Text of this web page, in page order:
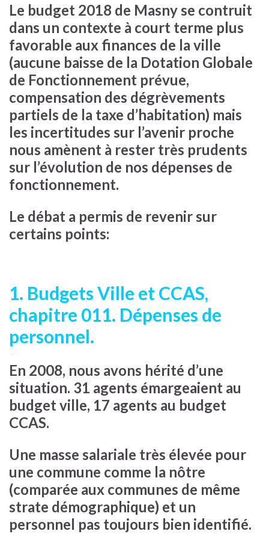
Le budget 2018 de Masny se contruit
dans un contexte à court terme plus
favorable aux finances de la ville
(aucune baisse de la Dotation Globale
de Fonctionnement prévue,
compensation des dégrèvements
partiels de la taxe d’habitation) mais
les incertitudes sur l’avenir proche
nous amènent à rester très prudents
sur l’évolution de nos dépenses de
fonctionnement.
Le débat a permis de revenir sur
certains points:
1. Budgets Ville et CCAS,
chapitre 011. Dépenses de
personnel.
En 2008, nous avons hérité d’une
situation. 31 agents émargeaient au
budget ville, 17 agents au budget
CCAS.
Une masse salariale très élevée pour
une commune comme la nôtre
(comparée aux communes de même
strate démographique) et un
personnel pas toujours bien identifié.